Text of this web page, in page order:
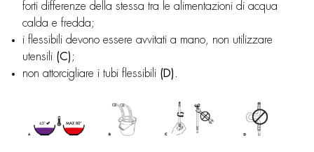
forti differenze della stessa tra le alimentazioni di acqua
calda e fredda;
i flessibili devono essere avvitati a mano, non utilizzare
utensili (C) ;
non attorcigliare i tubi flessibili (D)